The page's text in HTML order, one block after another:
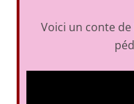
Voici un conte